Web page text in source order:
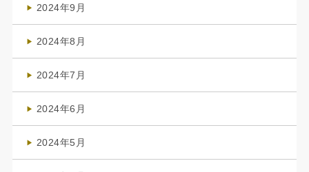
2024年9月
2024年8月
2024年7月
2024年6月
2024年5月